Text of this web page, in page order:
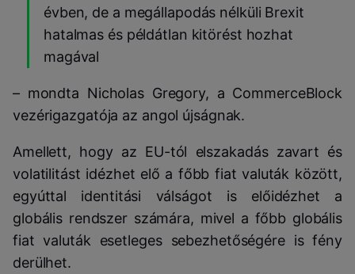
évben, de a megállapodás nélküli Brexit
hatalmas és példátlan kitörést hozhat
magával
– mondta Nicholas Gregory, a CommerceBlock
vezérigazgatója az angol újságnak.
Amellett, hogy az EU-tól elszakadás zavart és
volatilitást idézhet elő a főbb fiat valuták között,
egyúttal identitási válságot is előidézhet a
globális rendszer számára, mivel a főbb globális
fiat valuták esetleges sebezhetőségére is fény
derülhet.